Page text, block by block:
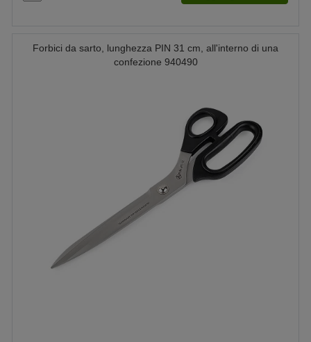
Forbici da sarto, lunghezza PIN 31 cm, all'interno di una
confezione 940490